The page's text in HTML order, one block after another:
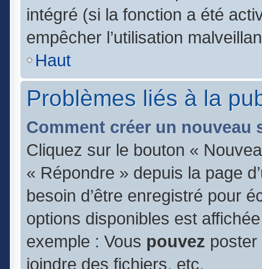
intégré (si la fonction a été
empêcher l’utilisation
Haut
Problèmes liés à la
Comment créer un nouveau
Cliquez sur le bouton «
« Répondre » depuis la page
besoin d’être enregistré pour
options disponibles est
exemple : Vous pouvez
joindre des fichiers, etc.